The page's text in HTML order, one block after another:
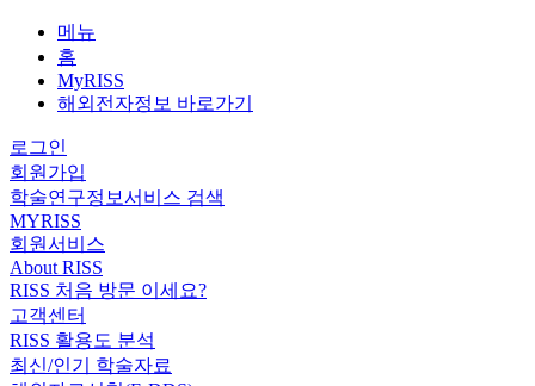
메뉴
홈
MyRISS
해외전자정보 바로가기
로그인
회원가입
학술연구정보서비스 검색
MYRISS
회원서비스
About RISS
RISS 처음 방문 이세요?
고객센터
RISS 활용도 분석
최신/인기 학술자료